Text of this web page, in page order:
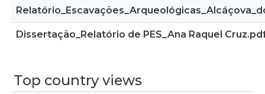
Dissertação_Relatório de PES_Ana Raquel
Top country views